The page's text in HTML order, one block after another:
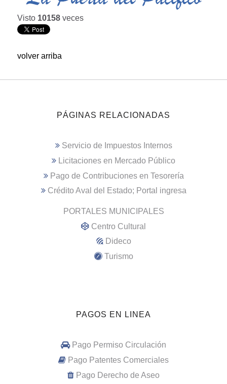
Visto 10158 veces
volver arriba
PÁGINAS RELACIONADAS
Servicio de Impuestos Internos
Licitaciones en Mercado Público
Pago de Contribuciones en Tesorería
Crédito Aval del Estado; Portal ingresa
PORTALES MUNICIPALES
Centro Cultural
Dideco
Turismo
PAGOS EN LINEA
Pago Permiso Circulación
Pago Patentes Comerciales
Pago Derecho de Aseo